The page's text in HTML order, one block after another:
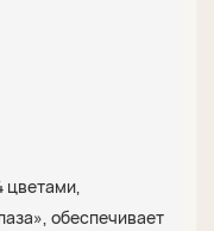
цветами,
обеспечивает